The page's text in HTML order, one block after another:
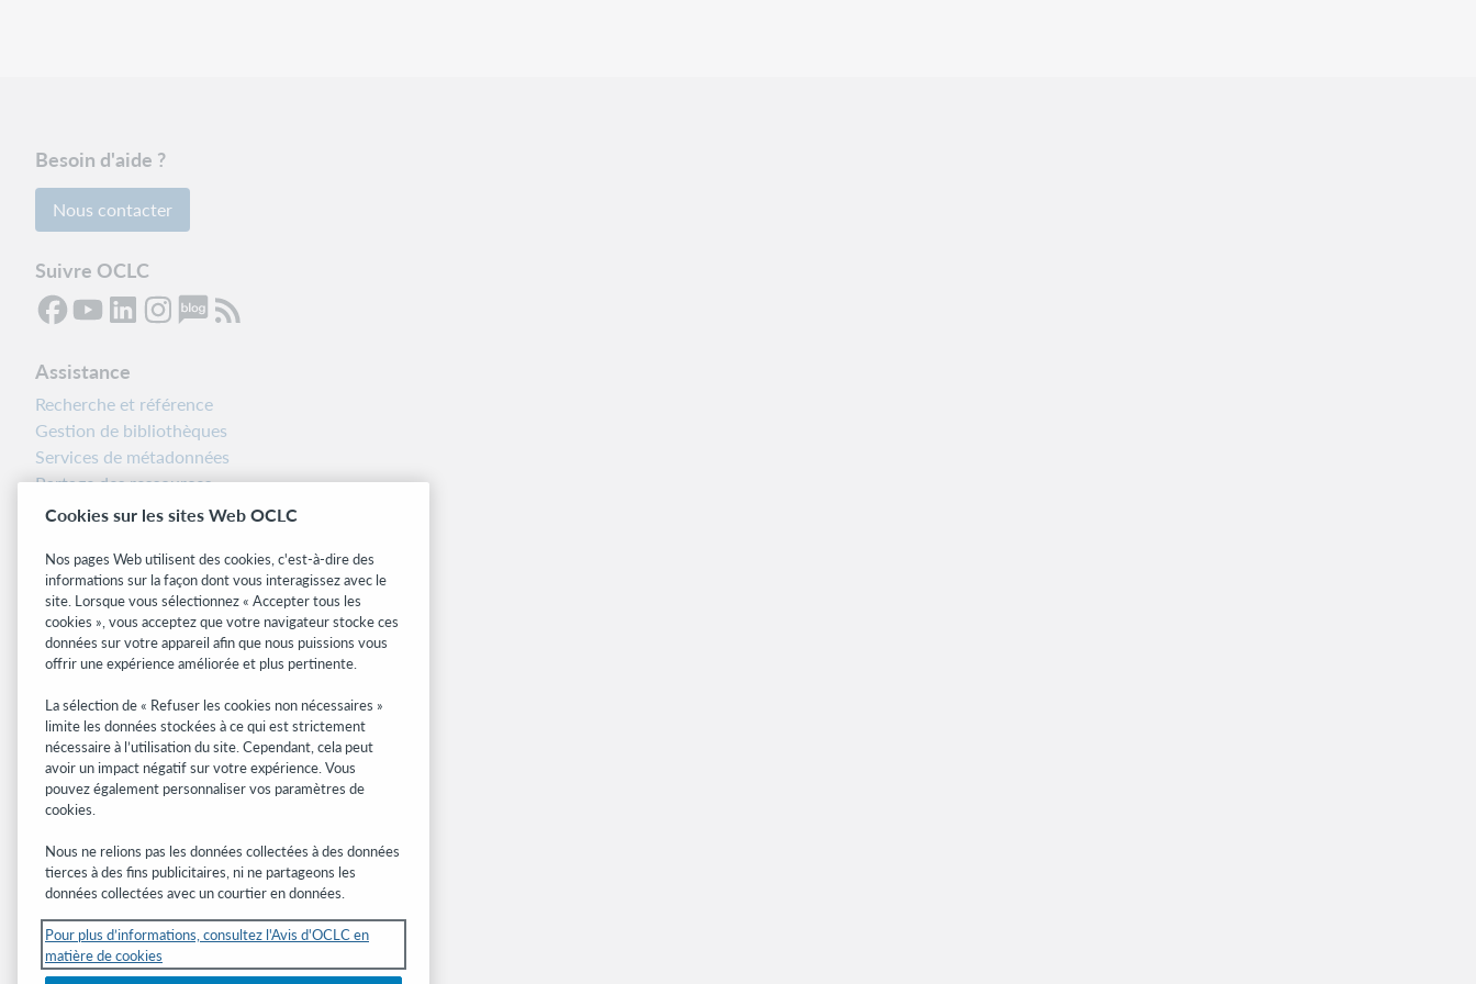
Besoin d'aide ?
Nous contacter
Suivre OCLC
Assistance
Recherche et référence
Gestion de bibliothèques
Services de métadonnées
Partage des ressources
Boîte à outils des bibliothécaires
Alertes systèmes
Sites associés
OCLC.org
Formats bibliographiques
Community Center
Research
WebJunction
Réseau des développeurs
Recevez les dernières nouvelles sur les
produits et services, des études, des
événements, et plus.
Abonnez-vous
Cookies sur les sites Web OCLC
Nos pages Web utilisent des cookies, c'est-à-dire des
informations sur la façon dont vous interagissez avec le
site. Lorsque vous sélectionnez « Accepter tous les
cookies », vous acceptez que votre navigateur stocke ces
données sur votre appareil afin que nous puissions vous
offrir une expérience améliorée et plus pertinente.
La sélection de « Refuser les cookies non nécessaires »
limite les données stockées à ce qui est strictement
nécessaire à l’utilisation du site. Cependant, cela peut
avoir un impact négatif sur votre expérience. Vous
pouvez également personnaliser vos paramètres de
cookies.
Nous ne relions pas les données collectées à des données
tierces à des fins publicitaires, ni ne partageons les
données collectées avec un courtier en données.
Pour plus d’informations, consultez l'Avis d'OCLC en
matière de cookies